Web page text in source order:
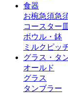
食器
お椀急須急
コースター 皿
ボウル・鉢
ミルクピッ
グラス・タ
オールド
グラス
タンブラー